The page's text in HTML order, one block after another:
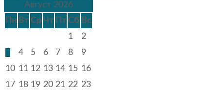
Август 2026
Пн Вт Ср Чт Пт Сб Вс
1
2
4 5 6 7 8
9
10 11 12 13 14 15 16
17 18 19 20 21 22 23